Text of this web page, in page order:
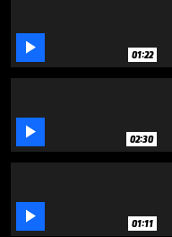
 01:22
 02:30
 01:11